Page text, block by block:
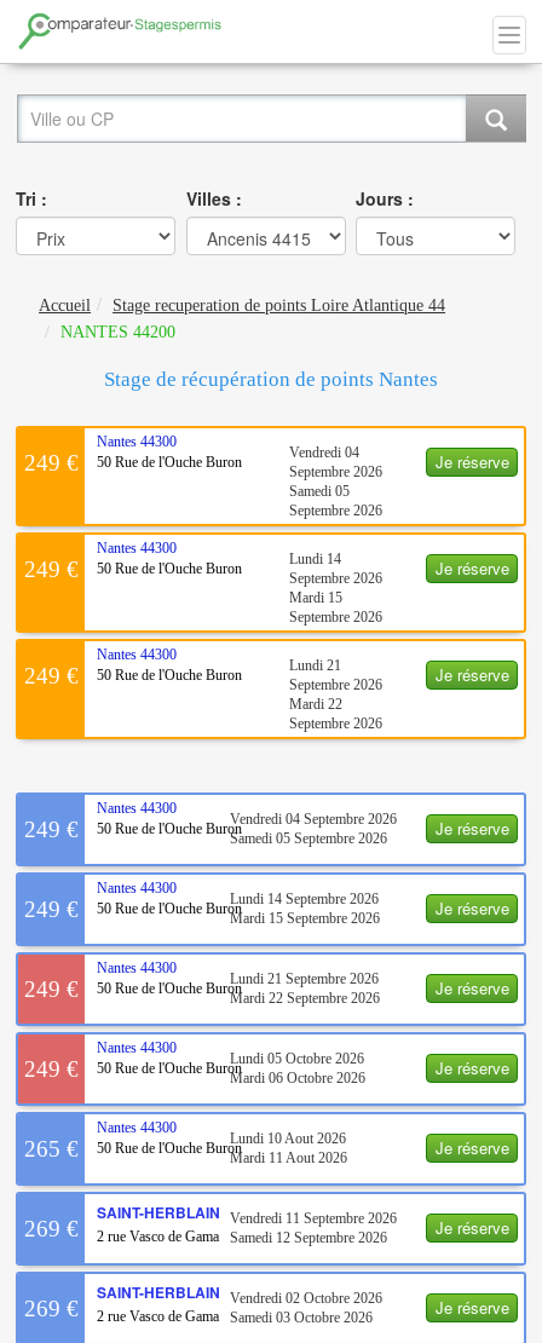
Tri : Villes : Jours :
Accueil
Stage recuperation de points Loire Atlantique 44
NANTES 44200
Stage de récupération de points Nantes
Je réserve
249 €
Nantes 44300
50 Rue de l'Ouche Buron
Vendredi 04
Septembre 2026
Samedi 05
Septembre 2026
Je réserve
249 €
Nantes 44300
50 Rue de l'Ouche Buron
Lundi 14
Septembre 2026
Mardi 15
Septembre 2026
Je réserve
249 €
Nantes 44300
50 Rue de l'Ouche Buron
Lundi 21
Septembre 2026
Mardi 22
Septembre 2026
Je réserve
249 €
Nantes 44300
50 Rue de l'Ouche Buron
Vendredi 04 Septembre 2026
Samedi 05 Septembre 2026
Je réserve
249 €
Nantes 44300
50 Rue de l'Ouche Buron
Lundi 14 Septembre 2026
Mardi 15 Septembre 2026
Je réserve
249 €
Nantes 44300
50 Rue de l'Ouche Buron
Lundi 21 Septembre 2026
Mardi 22 Septembre 2026
Je réserve
249 €
Nantes 44300
50 Rue de l'Ouche Buron
Lundi 05 Octobre 2026
Mardi 06 Octobre 2026
Je réserve
265 €
Nantes 44300
50 Rue de l'Ouche Buron
Lundi 10 Aout 2026
Mardi 11 Aout 2026
Je réserve
269 €
SAINT-HERBLAIN
2 rue Vasco de Gama
Vendredi 11 Septembre 2026
Samedi 12 Septembre 2026
Je réserve
269 €
SAINT-HERBLAIN
2 rue Vasco de Gama
Vendredi 02 Octobre 2026
Samedi 03 Octobre 2026